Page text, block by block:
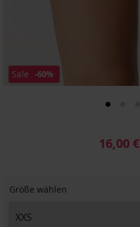
Sale -60%
16,00 €
Größe wählen